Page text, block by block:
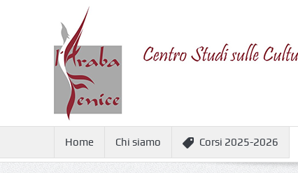
Home Chi siamo Corsi 2025-2026